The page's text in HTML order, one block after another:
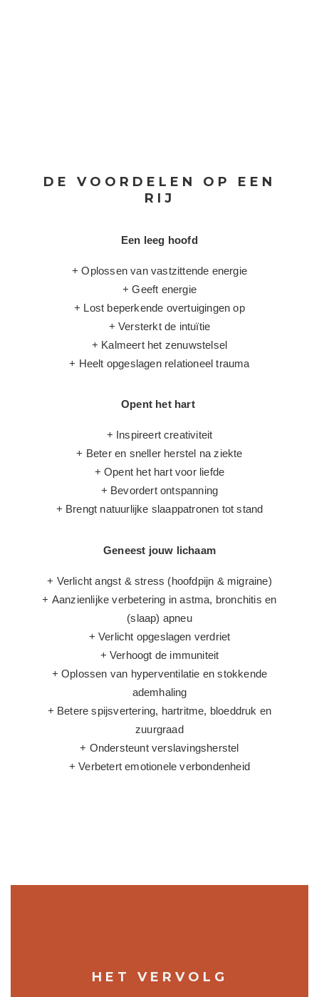
DE VOORDELEN OP EEN
RIJ
Een leeg hoofd
+ Oplossen van vastzittende energie
+ Geeft energie
+ Lost beperkende overtuigingen op
+ Versterkt de intuïtie
+ Kalmeert het zenuwstelsel
+ Heelt opgeslagen relationeel trauma
Opent het hart
+ Inspireert creativiteit
+ Beter en sneller herstel na ziekte
+ Opent het hart voor liefde
+ Bevordert ontspanning
+ Brengt natuurlijke slaappatronen tot stand
Geneest jouw lichaam
+ Verlicht angst & stress (hoofdpijn & migraine)
+ Aanzienlijke verbetering in astma, bronchitis en
(slaap) apneu
+ Verlicht opgeslagen verdriet
+ Verhoogt de immuniteit
+ Oplossen van hyperventilatie en stokkende
ademhaling
+ Betere spijsvertering, hartritme, bloeddruk en
zuurgraad
+ Ondersteunt verslavingsherstel
+ Verbetert emotionele verbondenheid
HET VERVOLG